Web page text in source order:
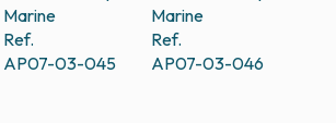
Marine
Ref.
AP07-03-045
Marine
Ref.
AP07-03-046